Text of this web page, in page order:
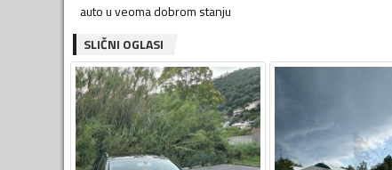
auto u veoma dobrom stanju
SLIČNI OGLASI